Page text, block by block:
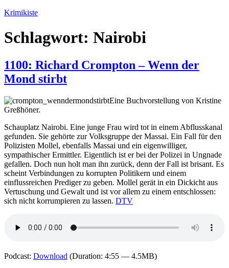
Zum
springen
Krimikiste
Schlagwort: Nairobi
1100: Richard Crompton – Wenn der
Mond stirbt
Eine Buchvorstellung von Kristine
Greßhöner.
Schauplatz Nairobi. Eine junge Frau wird tot in einem Abflusskanal
gefunden. Sie gehörte zur Volksgruppe der Massai. Ein Fall für den
Polizisten Mollel, ebenfalls Massai und ein eigenwilliger,
sympathischer Ermittler. Eigentlich ist er bei der Polizei in Ungnade
gefallen. Doch nun holt man ihn zurück, denn der Fall ist brisant. Es
scheint Verbindungen zu korrupten Politikern und einem
einflussreichen Prediger zu geben. Mollel gerät in ein Dickicht aus
Vertuschung und Gewalt und ist vor allem zu einem entschlossen:
sich nicht korrumpieren zu lassen. DTV
Podcast: Download (Duration: 4:55 — 4.5MB)